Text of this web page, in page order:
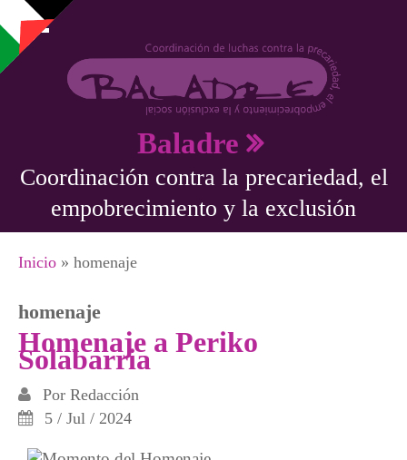
Pasar al contenido principal
Baladre
Coordinación contra la precariedad, el
empobrecimiento y la exclusión
Se encuentra usted aquí
Inicio » homenaje
homenaje
Homenaje a Periko
Solabarria
Por Redacción
5 / Jul / 2024